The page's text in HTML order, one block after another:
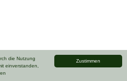
Zustimmen
die Nutzung
einverstanden,